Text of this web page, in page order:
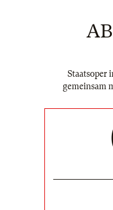
Staatsoper
gemeinsam